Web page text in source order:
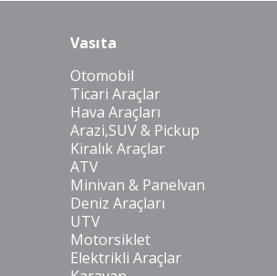
Vasıta
Otomobil
Ticari Araçlar
Hava Araçları
Arazi,SUV & Pickup
Kiralık Araçlar
ATV
Minivan & Panelvan
Deniz Araçları
UTV
Motorsiklet
Elektrikli Araçlar